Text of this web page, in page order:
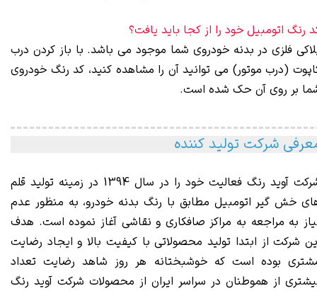
رنگ اتومبیل خود را از کجا باید یافت؟
فلزی در بدنه خودروی شما موجود می باشد. با باز کردن درب
(درب موتور) می توانید آن را مشاهده کنید، کد رنگ خودروی
بر روی آن حک شده است.
شرکت تولید کننده
شرکت آوید رنگ فعالیت خود را در سال 1394 در زمینه تولید قلم
خش گیر اتومبیل مطابق با رنگ بدنه خودرو، به منظور عدم
به مراجعه به مراکز صافکاری و نقاشی آغاز نموده است. هدف
شرکت از ابتدا تولید محصولاتی با کیفیت بالا و ایجاد رضایت
بوده است که خوشبختانه هر روز شاهد رضایت تعداد
از هموطنان در سراسر ایران از محصولات شرکت آوید رنگ